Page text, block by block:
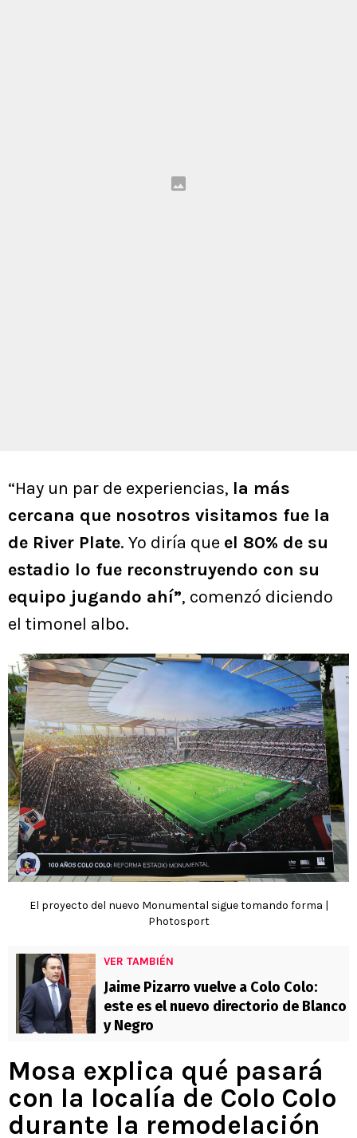
“Hay un par de experiencias, la más
cercana que nosotros visitamos fue la
de River Plate. Yo diría que el 80% de su
estadio lo fue reconstruyendo con su
equipo jugando ahí”, comenzó diciendo
el timonel albo.
El proyecto del nuevo Monumental sigue tomando forma |
Photosport
VER TAMBIÉN
Jaime Pizarro vuelve a Colo Colo:
este es el nuevo directorio de Blanco
y Negro
Mosa explica qué pasará
con la localía de Colo Colo
durante la remodelación